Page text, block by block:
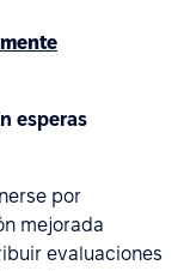
esperas
por
mejorada
evaluaciones